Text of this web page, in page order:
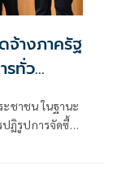
างภาครัฐ
รทั่ว
านบาท
ชาชน ในฐานะ
ฏิรูปการจัดซื้อ